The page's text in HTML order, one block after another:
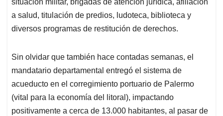
situación militar, brigadas de atención jurídica, afiliación
a salud, titulación de predios, ludoteca, biblioteca y
diversos programas de restitución de derechos.
Sin olvidar que también hace contadas semanas, el
mandatario departamental entregó el sistema de
acueducto en el corregimiento portuario de Palermo
(vital para la economía del litoral), impactando
positivamente a cerca de 13.000 habitantes, al pasar de